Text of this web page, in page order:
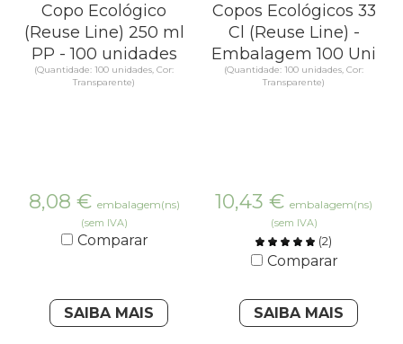
Copo Ecológico
(Reuse Line) 250 ml
PP - 100 unidades
(Quantidade: 100 unidades, Cor:
Transparente)
8,08 € embalagem(ns)
(sem IVA)
Comparar
SAIBA MAIS
Copos Ecológicos 33
Cl (Reuse Line) -
Embalagem 100 Uni
(Quantidade: 100 unidades, Cor:
Transparente)
10,43 € embalagem(ns)
(sem IVA)
(2)
Comparar
SAIBA MAIS